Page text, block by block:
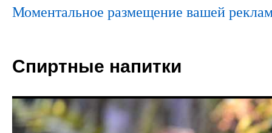
Моментальное размещение вашей
Спиртные напитки